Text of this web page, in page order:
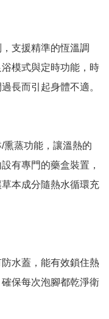
支援精準的恆溫調
模式與定時功能，時
長而引起身體不適。
熏蒸功能，讓溫熱的
有專門的藥盒裝置，
本成分隨熱水循環充
水蓋，能有效鎖住熱
保每次泡腳都乾淨衛